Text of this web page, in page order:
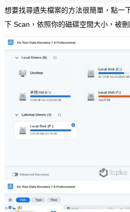
想要找尋遺失檔案的方法很簡單，點一
下 Scan，依照你的磁碟空間大小，被